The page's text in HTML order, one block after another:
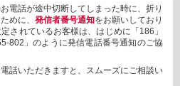
ジットカード決済をご利用される場
行なう不正利用検知・防止「3Dセキ
が利用するカード発行会社及び、決済
ゲートウェイ（第三者）に、下記の情
ます。
報
電話が途中切断してしまった時に、折り
めに、 発信者番号通知をお願いしており
されているお客様は、はじめに「186」
802」のように発信電話番号通知のご協
話いただきますと、スムーズにご相談い